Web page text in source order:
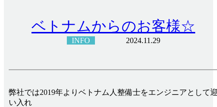
ベトナムからのお客様☆
INFO 2024.11.29
弊社では2019年よりベトナム人整備士をエンジニアとして
い入れ